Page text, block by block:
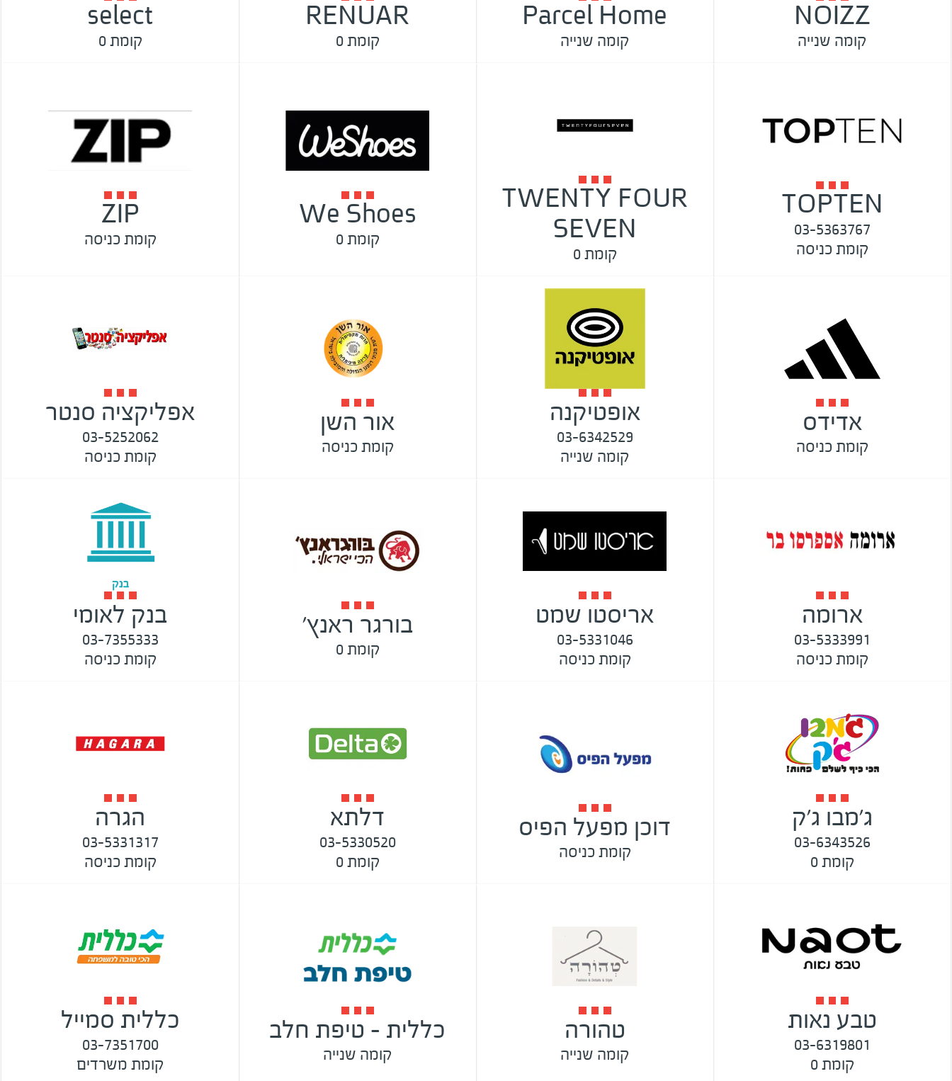
NOIZZ
קומה שנייה
Parcel Home
קומה שנייה
RENUAR
קומת 0
select
קומת 0
TOPTEN
03-5363767
קומת כניסה
TWENTY FOUR
SEVEN
קומת 0
We Shoes
קומת 0
ZIP
קומת כניסה
אדידס
קומת כניסה
אופטיקנה
03-6342529
קומה שנייה
אור השן
קומת כניסה
אפליקציה סנטר
03-5252062
קומת כניסה
ארומה
03-5333991
קומת כניסה
אריסטו שמט
03-5331046
קומת כניסה
בורגר ראנץ'
קומת 0
בנק לאומי
03-7355333
קומת כניסה
ג'מבו ג'ק
03-6343526
קומת 0
דוכן מפעל הפיס
קומת כניסה
דלתא
03-5330520
קומת 0
הגרה
03-5331317
קומת כניסה
טבע נאות
03-6319801
קומת 0
טהורה
קומה שנייה
כללית - טיפת חלב
קומה שנייה
כללית סמייל
03-7351700
קומת משרדים